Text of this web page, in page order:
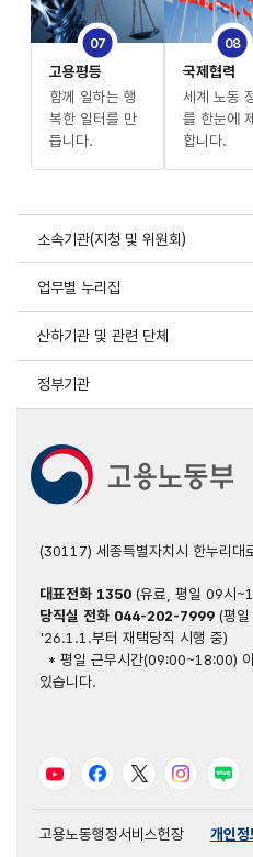
07
고용평등
함께 일하는 행
복한 일터를 만
듭니다.
08
국제협력
세계 노동
를 한눈에
합니다.
소속기관(지청 및 위원회)
업무별 누리집
산하기관 및 관련 단체
정부기관
(30117) 세종특별자치시 한누리
대표전화 1350(유료, 평일 09시
당직실 전화 044-202-7999(평일
'26.1.1.부터 재택당직 시행 중)
* 평일 근무시간(09:00~18:00)
있습니다.
유튜브 페이스북트위터 인스타그램
블로그
고용노동행정서비스헌장 개인정